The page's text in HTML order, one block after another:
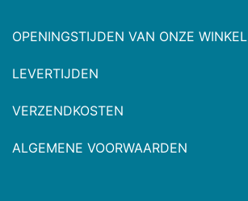
OPENINGSTIJDEN VAN ONZE WINKEL
LEVERTIJDEN
VERZENDKOSTEN
ALGEMENE VOORWAARDEN